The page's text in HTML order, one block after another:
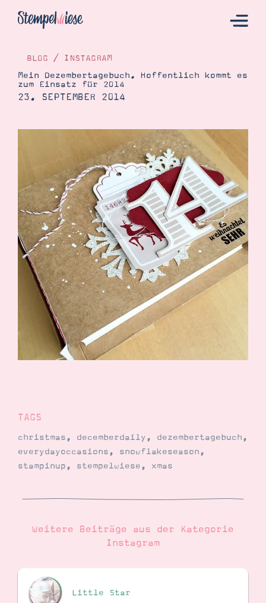
Hier Starten
Kontakt
Angebote
Demonstrator werden
Blog
Gutscheine
Produkte erklärt
Über mich
Über Stampin’ Up!
Ordnungstipps
BLOG / INSTAGRAM
Mein Dezembertagebuch. Hoffentlich kommt es
zum Einsatz für 2014
23. SEPTEMBER 2014
TAGS
christmas, decemberdaily, dezembertagebuch,
everydayoccasions, snowflakeseason,
stampinup, stempelwiese, xmas
Weitere Beiträge aus der Kategorie
Instagram
Little Star